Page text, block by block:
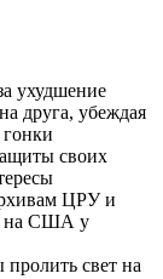
ухудшение
друга, убеждая
своих
ЦРУ и
на США у
свет на